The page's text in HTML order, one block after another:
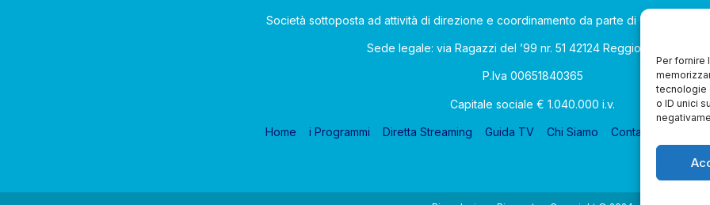
Per fornire
tecnologie
o ID unici
Società sottoposta ad attività di direzione e coordinamento da parte di Coop
Sede legale: via Ragazzi del ’99 nr. 51 42124 Reggio Emilia (RE)
P.Iva 00651840365
Capitale sociale € 1.040.000 i.v.
Home i Programmi Diretta Streaming Guida TV Chi Siamo Contatti